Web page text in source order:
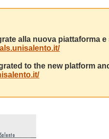
alla nuova piattaforma
to the new platform